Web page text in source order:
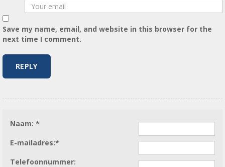
Save my name, email, and website in this browser for the
next time I comment.
Gelieve dit veld leeg te laten.
Naam: *
E-mailadres:*
Telefoonnummer: